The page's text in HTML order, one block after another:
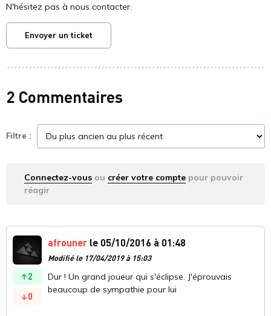
N'hésitez pas à nous contacter.
Envoyer un ticket
2 Commentaires
Filtre :
Connectez-vous ou créer votre compte pour pouvoir
réagir
2
0
afrouner le 05/10/2016 à 01:48
Modifié le 17/04/2019 à 15:03
Dur ! Un grand joueur qui s'éclipse. J'éprouvais
beaucoup de sympathie pour lui